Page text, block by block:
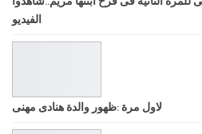
الفيديو
لاول مرة :ظهور والدة هنادى مهنى